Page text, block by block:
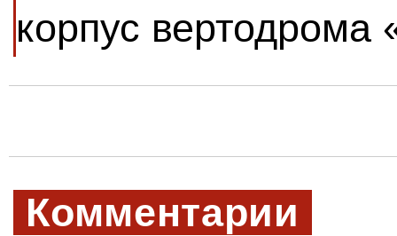
корпус вертодрома
Комментарии